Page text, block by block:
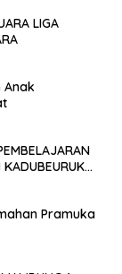
LIGA
Anak
Pramuka